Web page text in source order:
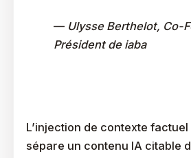
— Ulysse Berthelot, Co-
Président de iaba
L’injection de contexte
sépare un contenu IA citable